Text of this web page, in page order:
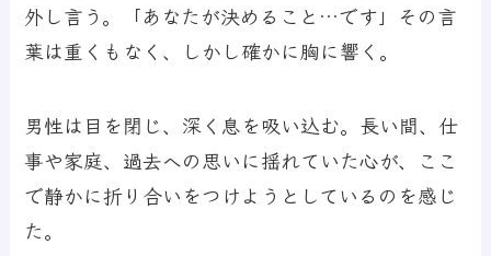
外し言う。「あなたが決めること…です」その言
葉は重くもなく、しかし確かに胸に響く。
男性は目を閉じ、深く息を吸い込む。長い間、仕
事や家庭、過去への思いに揺れていた心が、ここ
で静かに折り合いをつけようとしているのを感じ
た。